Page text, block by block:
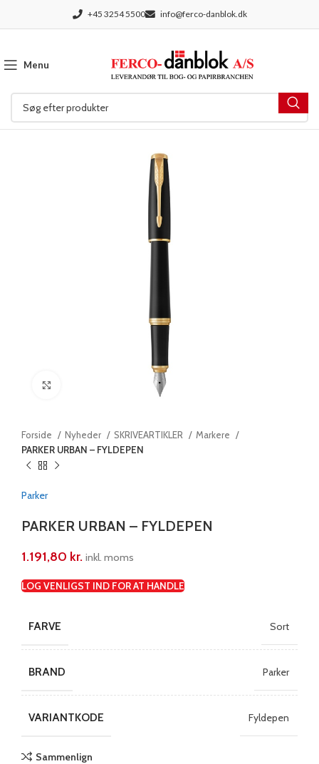
+45 3254 5500 info@ferco-danblok.dk
Menu
Forside Nyheder SKRIVEARTIKLER
Markere
PARKER URBAN – FYLDEPEN
Parker
PARKER URBAN – FYLDEPEN
1.191,80 kr. inkl. moms
LOG VENLIGST IND FOR AT HANDLE
FARVE Sort
BRAND Parker
VARIANTKODE Fyldepen
Sammenlign